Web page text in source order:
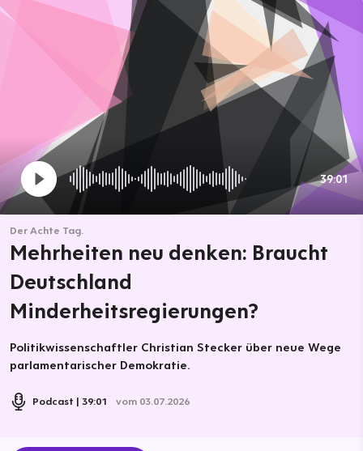
39:01
Der Achte Tag.
Mehrheiten neu denken: Braucht
Deutschland
Minderheitsregierungen?
Politikwissenschaftler Christian Stecker über neue Wege
parlamentarischer Demokratie.
Podcast 39:01 vom 03.07.2026